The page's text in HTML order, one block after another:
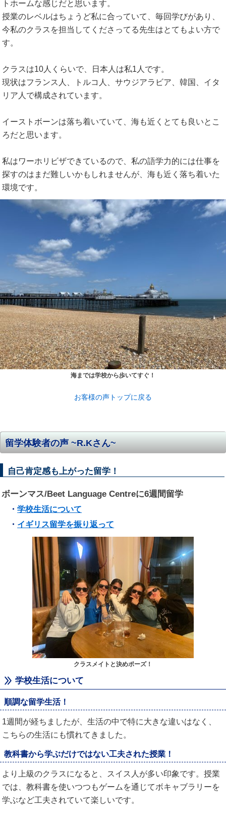
トホームな感じだと思います。
授業のレベルはちょうど私に合っていて、毎回学びがあり、
今私のクラスを担当してくださってる先生はとてもよい方で
す。
クラスは10人くらいで、日本人は私1人です。
現状はフランス人、トルコ人、サウジアラビア、韓国、イタ
リア人で構成されています。
イーストボーンは落ち着いていて、海も近くとても良いとこ
ろだと思います。
私はワーホリビザできているので、私の語学力的には仕事を
探すのはまだ難しいかもしれませんが、海も近く落ち着いた
環境です。
海までは学校から歩いてすぐ！
お客様の声トップに戻る
留学体験者の声 ~R.Kさん~
自己肯定感も上がった留学！
ボーンマス/Beet Language Centreに6週間留学
・学校生活について
・ イギリス留学を振り返って
クラスメイトと決めポーズ！
学校生活について
順調な留学生活！
1週間が経ちましたが、生活の中で特に大きな違いはなく、
こちらの生活にも慣れてきました。
教科書から学ぶだけではない工夫された授業！
より上級のクラスになると、スイス人が多い印象です。授業
では、教科書を使いつつもゲームを通じてボキャブラリーを
学ぶなど工夫されていて楽しいです。